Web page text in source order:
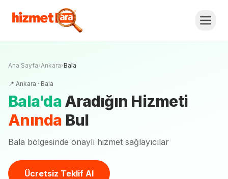
Ana Sayfa›Ankara›Bala
📍 Ankara · Bala
Bala'da Aradığın Hizmeti
Anında Bul
Bala bölgesinde onaylı hizmet sağlayıcılar
Ücretsiz Teklif Al